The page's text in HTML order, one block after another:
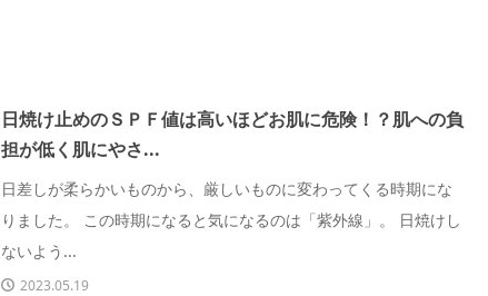
日焼け止めのＳＰＦ値は高いほどお肌に危険！？肌への負
担が低く肌にやさ...
日差しが柔らかいものから、厳しいものに変わってくる時期にな
りました。 この時期になると気になるのは「紫外線」。 日焼けし
ないよう...
2023.05.19